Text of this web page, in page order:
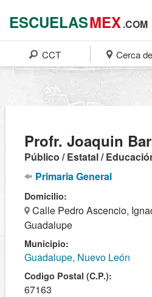
ESCUELASMEX.COM
CCT Cerca
Profr. Joaquin
Público / Estatal /
Primaria General
Domicilio:
Calle Pedro Ascencio,
Guadalupe
Municipio:
Guadalupe, Nuevo León
Codigo Postal (C.P.):
67163